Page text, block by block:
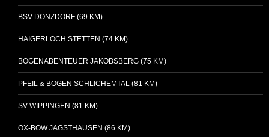
BSV DONZDORF (69 KM)
HAIGERLOCH STETTEN (74 KM)
BOGENABENTEUER JAKOBSBERG (75 KM)
PFEIL & BOGEN SCHLICHEMTAL (81 KM)
SV WIPPINGEN (81 KM)
OX-BOW JAGSTHAUSEN (86 KM)